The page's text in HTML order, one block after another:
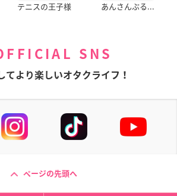
テニスの王子様 あんさんぶる...
SNS
てより楽しいオタクライフ！
ページの先頭へ